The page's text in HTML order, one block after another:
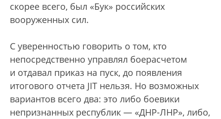
скорее всего, был «Бук» российских
вооруженных сил.
С уверенностью говорить о том, кто
непосредственно управлял боерасчетом
и отдавал приказ на пуск, до появления
итогового отчета JIT нельзя. Но возможных
вариантов всего два: это либо боевики
непризнанных республик — «ДНР-ЛНР», либо,